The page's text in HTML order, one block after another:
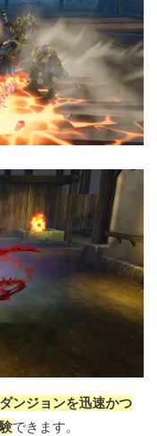
ンジョンを迅速かつ
できます。